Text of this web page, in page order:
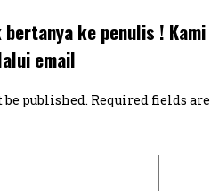
ke penulis ! Kami
email
published. Required fields are